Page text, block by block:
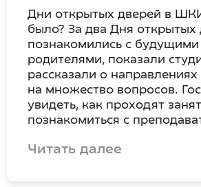
Дни открытых дверей в
было? За два Дня
познакомились с
родителями, показали
рассказали о
на множество вопросов.
увидеть, как проходят
познакомиться с
Читать далее